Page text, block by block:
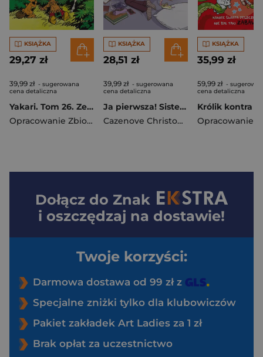
KSIĄŻKA
29,27 zł
39,99 zł - sugerowana
cena detaliczna
Yakari. Tom 26. Zemsta rosomaka
Opracowanie Zbiorowe
KSIĄŻKA
28,51 zł
39,99 zł - sugerowana
cena detaliczna
Ja pierwsza! Sisters. Tom 20
Cazenove Christophe
KSIĄŻKA
35,99 zł
59,99 zł -
cena detaliczna
Dołącz do Znak
i oszczędzaj na dostawie!
Twoje korzyści:
Darmowa dostawa od 99 zł z
Specjalne zniżki tylko dla klubowiczów
Pakiet zakładek Art Ladies za 1 zł
Brak opłat za uczestnictwo